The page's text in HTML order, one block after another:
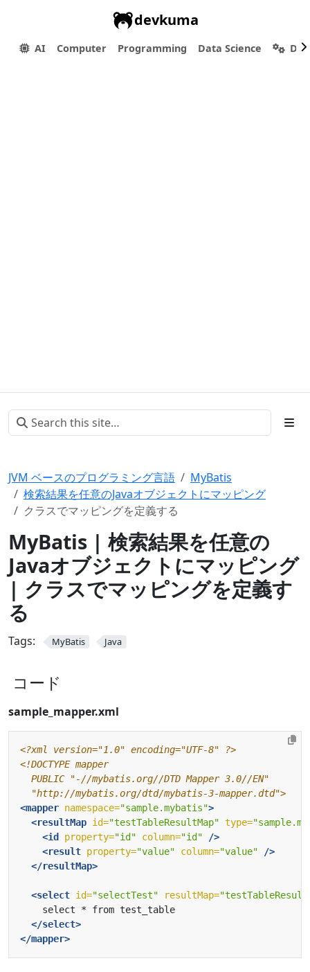
devkuma
AI Computer Programming Data Science
JVM ベースのプログラミング言語
MyBatis
検索結果を任意のJavaオブジェクトにマッピング
クラスでマッピングを定義する
MyBatis | 検索結果を任意の
Javaオブジェクトにマッピング
| クラスでマッピングを定義す
る
Tags: MyBatis Java
コード
sample_mapper.xml
<?xml version="1.0" encoding="UTF-8" ?>
  "http://mybatis.org/dtd/mybatis-3-mapper.dtd">
<mapper namespace="sample.mybatis">
<resultMap id="testTableResultMap" type=
<id
property="id" column="id"
/>
<result property="value" column="value"
/>
</resultMap>
<select id="selectTest" resultMap=
</select>
</mapper>